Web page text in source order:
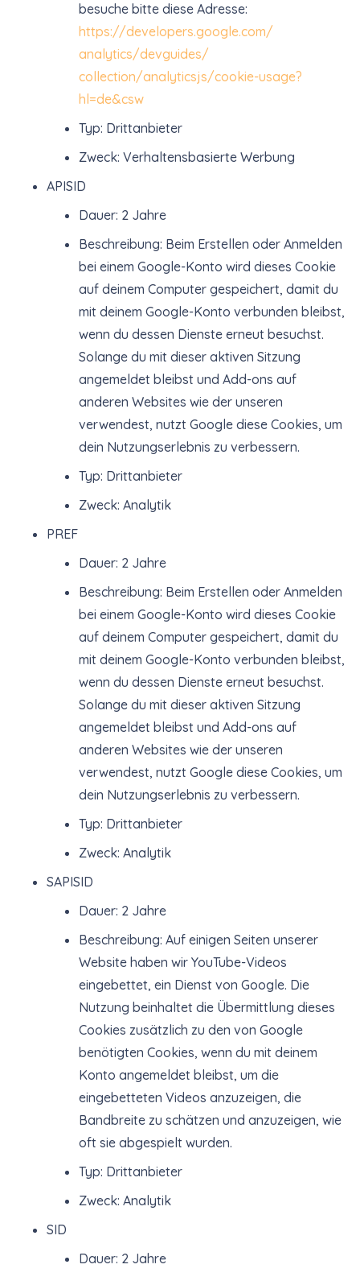
besuche bitte diese Adresse:
https://developers.google.com/
analytics/devguides/
collection/analyticsjs/cookie-usage?
hl=de&csw
Typ: Drittanbieter
Zweck: Verhaltensbasierte Werbung
APISID
Dauer: 2 Jahre
Beschreibung: Beim Erstellen oder Anmelden
bei einem Google-Konto wird dieses Cookie
auf deinem Computer gespeichert, damit du
mit deinem Google-Konto verbunden bleibst,
wenn du dessen Dienste erneut besuchst.
Solange du mit dieser aktiven Sitzung
angemeldet bleibst und Add-ons auf
anderen Websites wie der unseren
verwendest, nutzt Google diese Cookies, um
dein Nutzungserlebnis zu verbessern.
Typ: Drittanbieter
Zweck: Analytik
PREF
Dauer: 2 Jahre
Beschreibung: Beim Erstellen oder Anmelden
bei einem Google-Konto wird dieses Cookie
auf deinem Computer gespeichert, damit du
mit deinem Google-Konto verbunden bleibst,
wenn du dessen Dienste erneut besuchst.
Solange du mit dieser aktiven Sitzung
angemeldet bleibst und Add-ons auf
anderen Websites wie der unseren
verwendest, nutzt Google diese Cookies, um
dein Nutzungserlebnis zu verbessern.
Typ: Drittanbieter
Zweck: Analytik
SAPISID
Dauer: 2 Jahre
Beschreibung: Auf einigen Seiten unserer
Website haben wir YouTube-Videos
eingebettet, ein Dienst von Google. Die
Nutzung beinhaltet die Übermittlung dieses
Cookies zusätzlich zu den von Google
benötigten Cookies, wenn du mit deinem
Konto angemeldet bleibst, um die
eingebetteten Videos anzuzeigen, die
Bandbreite zu schätzen und anzuzeigen, wie
oft sie abgespielt wurden.
Typ: Drittanbieter
Zweck: Analytik
SID
Dauer: 2 Jahre